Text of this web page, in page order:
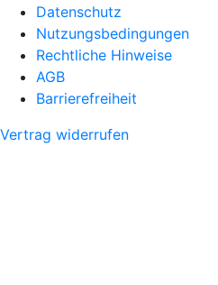
Datenschutz
Nutzungsbedingungen
Rechtliche Hinweise
AGB
Barrierefreiheit
Vertrag widerrufen